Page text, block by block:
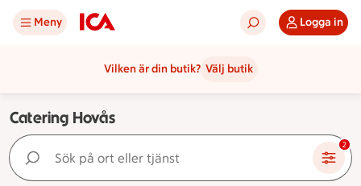
Meny Logga in
Vilken är din butik? Välj butik
Catering Hovås
Sök på ort eller tjänst 2